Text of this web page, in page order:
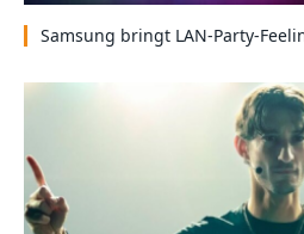
Samsung bringt LAN-Party-